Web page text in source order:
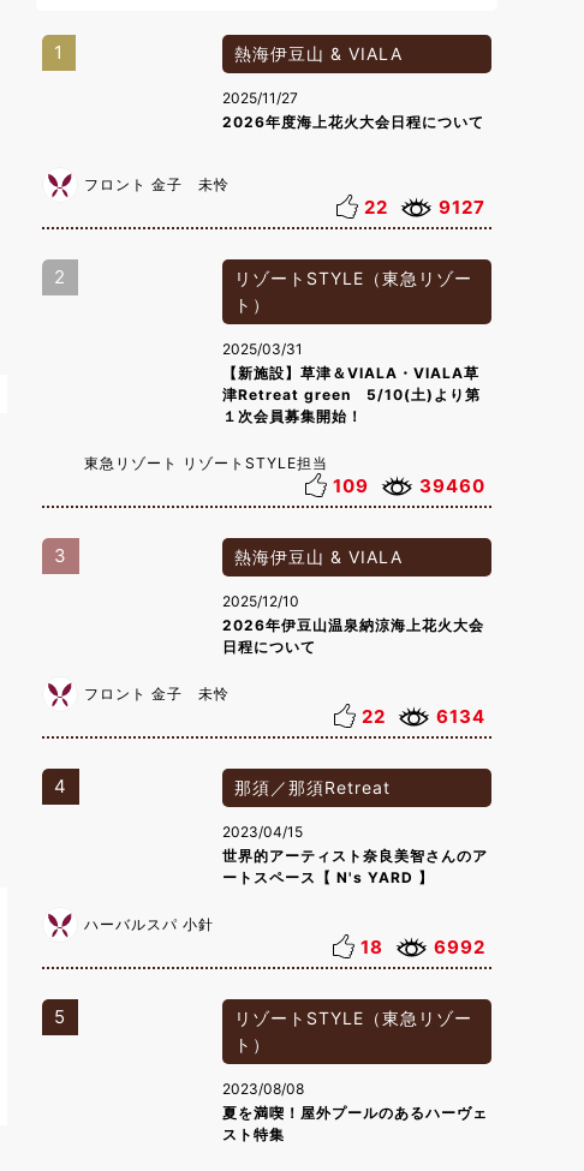
1 熱海伊豆山 & VIALA
2025/11/27
2026年度海上花火大会日程について
フロント 金子 未怜
22 9127
2
リゾートSTYLE（東急リゾー
ト）
2025/03/31
【新施設】草津＆VIALA・VIALA草
津Retreat green 5/10(土)より第
１次会員募集開始！
東急リゾート リゾートSTYLE担当
109 39460
3 熱海伊豆山 & VIALA
2025/12/10
2026年伊豆山温泉納涼海上花火大会
日程について
フロント 金子 未怜
22 6134
4 那須／那須Retreat
2023/04/15
世界的アーティスト奈良美智さんのア
ートスペース【 N's YARD 】
ハーバルスパ 小針
18 6992
5
リゾートSTYLE（東急リゾー
ト）
2023/08/08
夏を満喫！屋外プールのあるハーヴェ
スト特集